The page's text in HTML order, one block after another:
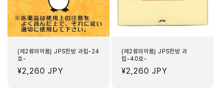
(제2류의약품) JPS한방 과립-24
호-
정
¥2,260 JPY
(제2류의약품) JPS한방 과
립-40호-
정
¥2,260 JPY